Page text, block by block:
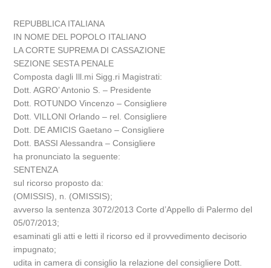
REPUBBLICA ITALIANA
IN NOME DEL POPOLO ITALIANO
LA CORTE SUPREMA DI CASSAZIONE
SEZIONE SESTA PENALE
Composta dagli Ill.mi Sigg.ri Magistrati:
Dott. AGRO’ Antonio S. – Presidente
Dott. ROTUNDO Vincenzo – Consigliere
Dott. VILLONI Orlando – rel. Consigliere
Dott. DE AMICIS Gaetano – Consigliere
Dott. BASSI Alessandra – Consigliere
ha pronunciato la seguente:
SENTENZA
sul ricorso proposto da:
(OMISSIS), n. (OMISSIS);
avverso la sentenza 3072/2013 Corte d’Appello di Palermo del
05/07/2013;
esaminati gli atti e letti il ricorso ed il provvedimento decisorio
impugnato;
udita in camera di consiglio la relazione del consigliere Dott.